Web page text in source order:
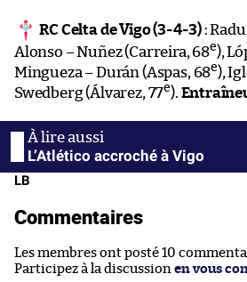
RC Celta de Vigo (3-4-3) :
Alonso – Nuñez (Carreira, 68e),
Mingueza – Durán (Aspas, 68e),
Swedberg (Álvarez, 77e).
L’Atlético accroché à Vigo
LB
Commentaires
Les membres ont posté 10
Participez à la discussion en vous